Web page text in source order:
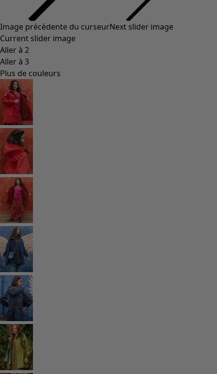
Styles de vétements
Vêtements en lin
Robes de style hippie
Grandes Tailles
À fleurs
Vêtements hippies
Une mode scandinave
Superpositions
À rayures
Des carreaux à foison
À pois
Vêtements bio
Un design suédois
Robes en jersey
Vêtements bohèmes
Des vêtements pour les soirées fraîches
Vêtements à motif
Coton
Coton biologique
Maillots de bain et vêtements de plage
Vêtements de fête